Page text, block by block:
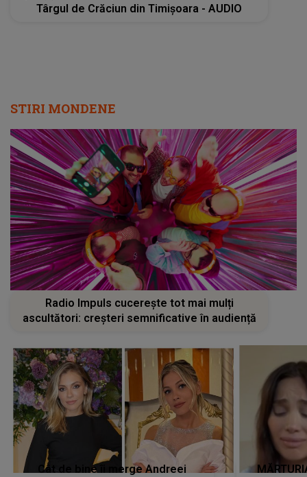
Târgul de Crăciun din Timișoara - AUDIO
STIRI MONDENE
Radio Impuls cucerește tot mai mulți
ascultători: creșteri semnificative în audiență
Cât de bine îi merge Andreei